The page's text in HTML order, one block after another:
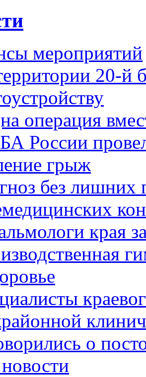
мероприятий
20-й
операция
России
грыж
без лишних
края
о